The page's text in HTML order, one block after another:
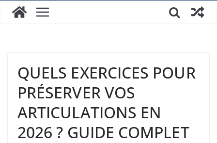
QUELS EXERCICES POUR
PRÉSERVER VOS
ARTICULATIONS EN
2026 ? GUIDE COMPLET